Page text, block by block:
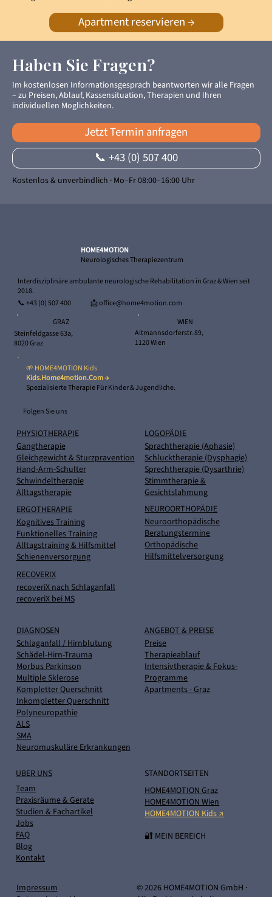
Apartment reservieren →
Haben Sie Fragen?
Im kostenlosen Informationsgesprach beantworten wir alle Fragen
– zu Preisen, Ablauf, Kassensituation, Therapien und Ihren
individuellen Moglichkeiten.
Jetzt Termin anfragen
📞 +43 (0) 507 400
Kostenlos & unverbindlich · Mo–Fr 08:00–16:00 Uhr
STANDORTSEITEN
HOME4MOTION Graz
HOME4MOTION Wien
HOME4MOTION Kids ↗
🔐 MEIN BEREICH
ANGEBOT & PREISE
Preise
Therapieablauf
Intensivtherapie & Fokus-
Programme
Apartments - Graz
LOGOPÄDIE
Sprachtherapie (Aphasie)
Schlucktherapie (Dysphagie)
Sprechtherapie (Dysarthrie)
Stimmtherapie &
Gesichtslahmung
NEUROORTHOPÄDIE
Neuroorthopädische
Beratungstermine
Orthopädische
Hilfsmittelversorgung
HOME4MOTION
Neurologisches Therapiezentrum
Interdisziplinäre ambulante neurologische Rehabilitation in Graz & Wien seit
2018.
📞+43 (0) 507 400 📩 office@home4motion.com
GRAZ
Steinfeldgasse 63a,
8020 Graz
WIEN
Altmannsdorferstr. 89,
1120 Wien
🌱 HOME4MOTION Kids
Kids.home4motion.com →
Spezialisierte Therapie Für Kinder & Jugendliche.
Folgen Sie uns
PHYSIOTHERAPIE
Gangtherapie
Gleichgewicht & Sturzpravention
Hand-Arm-Schulter
Schwindeltherapie
Alltagstherapie
ERGOTHERAPIE
Kognitives Training
Funktionelles Training
Alltagstraining & Hilfsmittel
Schienenversorgung
RECOVERIX
recoveriX nach Schlaganfall
recoveriX bei MS
DIAGNOSEN
Schlaganfall / Hirnblutung
Schädel-Hirn-Trauma
Morbus Parkinson
Multiple Sklerose
Kompletter Querschnitt
Inkompletter Querschnitt
Polyneuropathie
ALS
SMA
Neuromuskuläre Erkrankungen
UBER UNS
Team
Praxisräume & Gerate
Studien & Fachartikel
Jobs
FAQ
Blog
Kontakt
Impressum
© 2026 HOME4MOTION GmbH ·